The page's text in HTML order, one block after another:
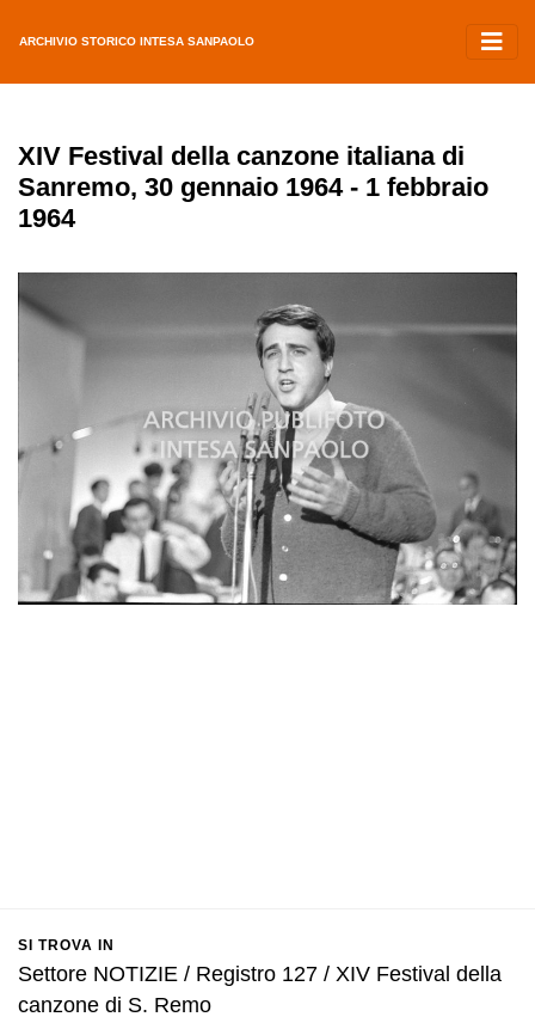
ARCHIVIO STORICO INTESA SANPAOLO
XIV Festival della canzone italiana di
Sanremo, 30 gennaio 1964 - 1 febbraio
1964
SI TROVA IN
Settore NOTIZIE / Registro 127 / XIV Festival della
canzone di S. Remo